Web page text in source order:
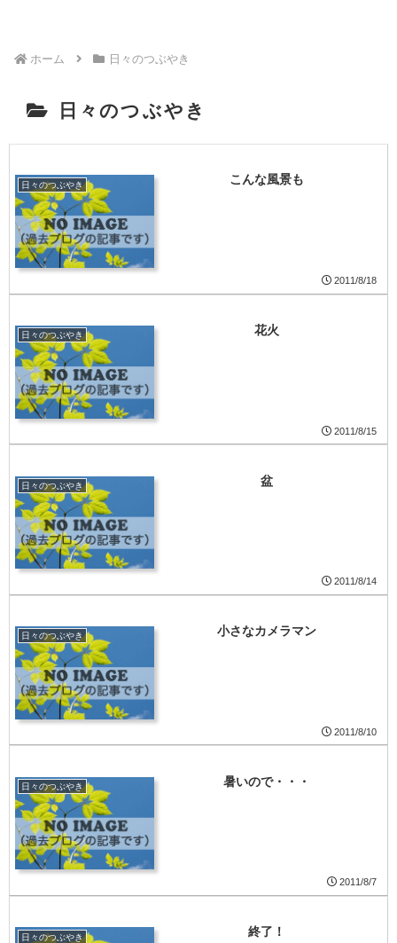
ホーム 日々のつぶやき
日々のつぶやき
日々のつぶやき こんな風景も
2011/8/18
日々のつぶやき 花火
2011/8/15
日々のつぶやき 盆
2011/8/14
日々のつぶやき 小さなカメラマン
2011/8/10
日々のつぶやき 暑いので・・・
2011/8/7
日々のつぶやき 終了！